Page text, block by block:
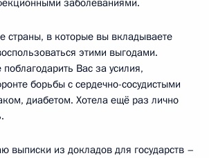
заболеваниями.
страны, в которые вы вкладываете
этими выгодами.
Вас за усилия,
борьбы с сердечно-сосудистыми
диабетом. Хотела ещё раз лично
выписки из докладов для государств –